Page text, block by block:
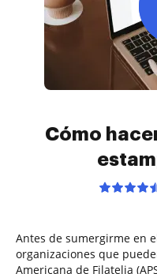
Cómo
Antes de sumergirme en
organizaciones que
Americana de Filatelia